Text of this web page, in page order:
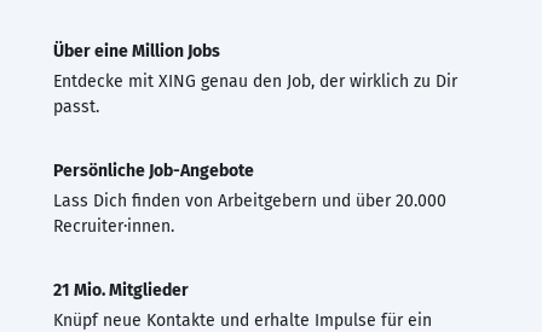
Über eine Million Jobs
Entdecke mit XING genau den Job, der wirklich zu Dir
passt.
Persönliche Job-Angebote
Lass Dich finden von Arbeitgebern und über 20.000
Recruiter·innen.
21 Mio. Mitglieder
Knüpf neue Kontakte und erhalte Impulse für ein